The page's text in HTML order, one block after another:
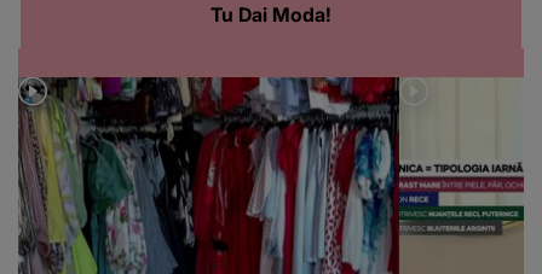
Tu Dai Moda!